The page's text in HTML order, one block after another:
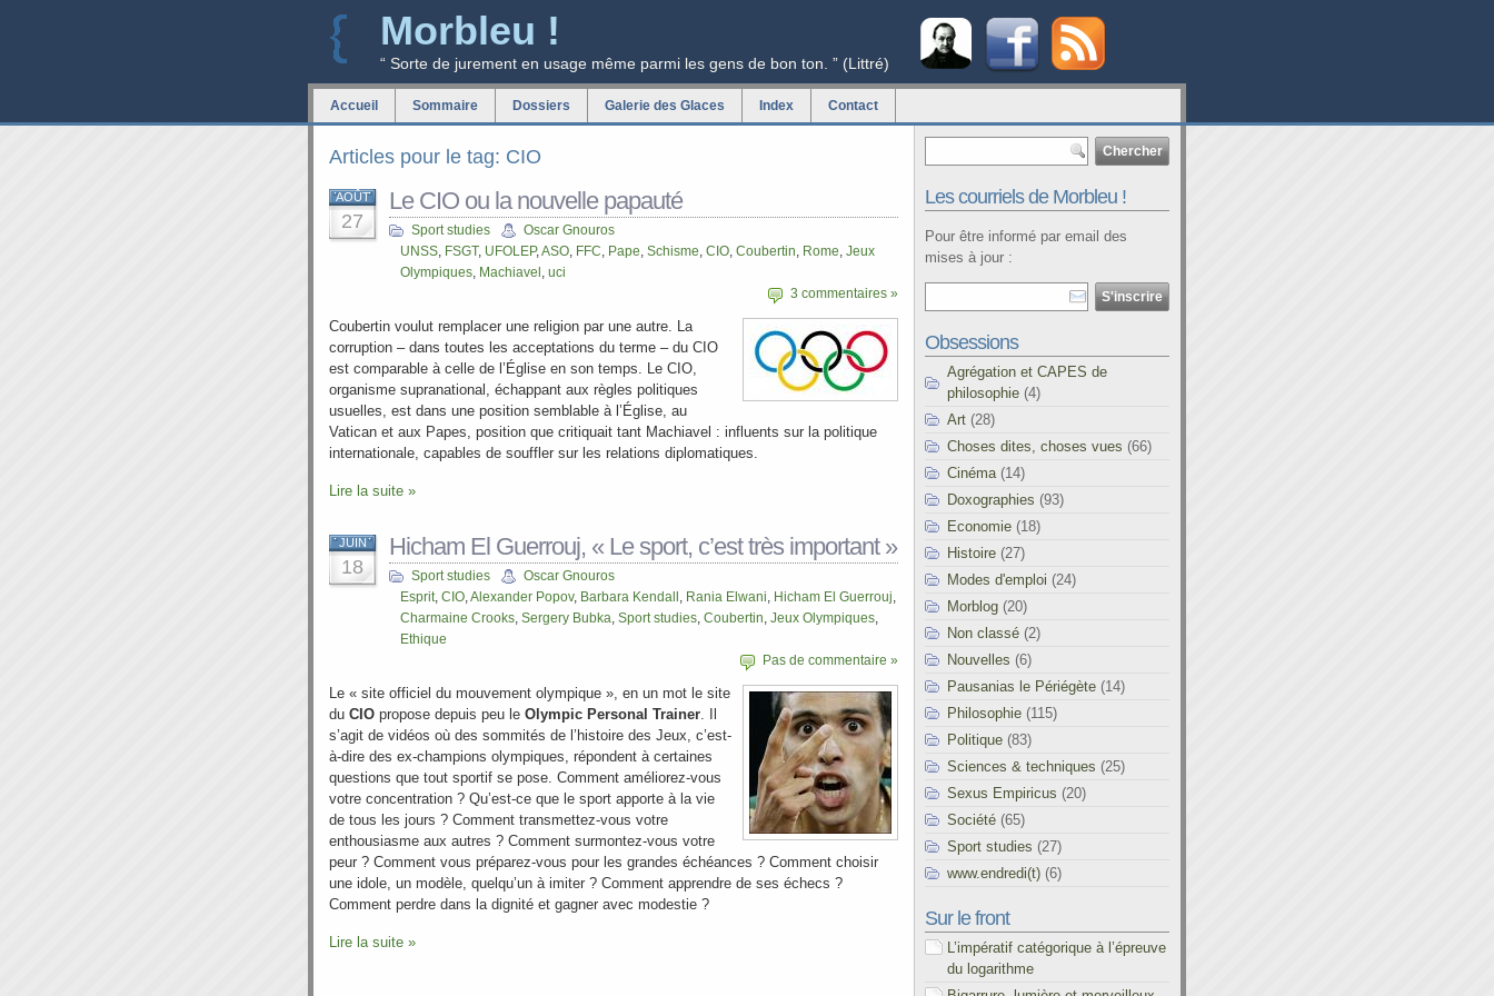
Morbleu !
“ Sorte de jurement en usage même parmi les gens de bon ton. ” (Littré)
Accueil Sommaire Dossiers Galerie des Glaces Index Contact
Articles pour le tag: CIO
AOÛT
27
Le CIO ou la nouvelle papauté
Sport studies
Oscar Gnouros
UNSS, FSGT, UFOLEP,ASO, FFC, Pape, Schisme, CIO, Coubertin, Rome, Jeux
Olympiques, Machiavel , uci
3 commentaires »
Coubertin voulut remplacer une religion par une autre. La
corruption – dans toutes les acceptations du terme – du CIO
est comparable à celle de l’Église en son temps. Le CIO,
organisme supranational, échappant aux règles politiques
usuelles, est dans une position semblable à l’Église, au
Vatican et aux Papes, position que critiquait tant Machiavel : influents sur la politique
internationale, capables de souffler sur les relations diplomatiques.
Lire la suite »
JUIN
18
Hicham El Guerrouj, « Le sport, c’est très important »
Sport studies
Oscar Gnouros
Esprit, CIO,Alexander Popov, Barbara Kendall , Rania Elwani, Hicham El Guerrouj,
Charmaine Crooks, Sergery Bubka, Sport studies, Coubertin, Jeux Olympiques,
Ethique
Pas de commentaire »
Le « site officiel du mouvement olympique », en un mot le site
du CIO propose depuis peu le Olympic Personal Trainer. Il
s’agit de vidéos où des sommités de l’histoire des Jeux, c’est-
à-dire des ex-champions olympiques, répondent à certaines
questions que tout sportif se pose. Comment améliorez-vous
votre concentration ? Qu’est-ce que le sport apporte à la vie
de tous les jours ? Comment transmettez-vous votre
enthousiasme aux autres ? Comment surmontez-vous votre
peur ? Comment vous préparez-vous pour les grandes échéances ? Comment choisir
une idole, un modèle, quelqu’un à imiter ? Comment apprendre de ses échecs ?
Comment perdre dans la dignité et gagner avec modestie ?
Lire la suite »
Les courriels de Morbleu !
Pour être informé par email des
mises à jour :
Obsessions
Agrégation et CAPES de
philosophie (4)
Art (28)
Choses dites, choses vues (66)
Cinéma (14)
Doxographies (93)
Economie (18)
Histoire (27)
Modes d'emploi (24)
Morblog (20)
Non classé (2)
Nouvelles (6)
Pausanias le Périégète (14)
Philosophie (115)
Politique (83)
Sciences & techniques (25)
Sexus Empiricus (20)
Société (65)
Sport studies (27)
www.endredi(t) (6)
Sur le front
L’impératif catégorique à l’épreuve
du logarithme